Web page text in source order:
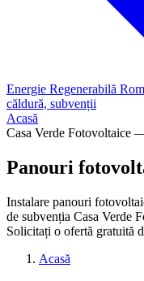
Energie Regenerabilă
căldură, subvenții
Acasă
Casa Verde Fotovoltaice
Panouri
Instalare panouri
de subvenția Casa Verde
Solicitați o ofertă gratuită
Acasă